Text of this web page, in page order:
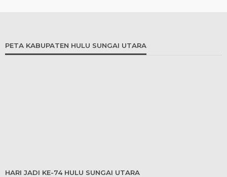
PETA KABUPATEN HULU SUNGAI UTARA
HARI JADI KE-74 HULU SUNGAI UTARA